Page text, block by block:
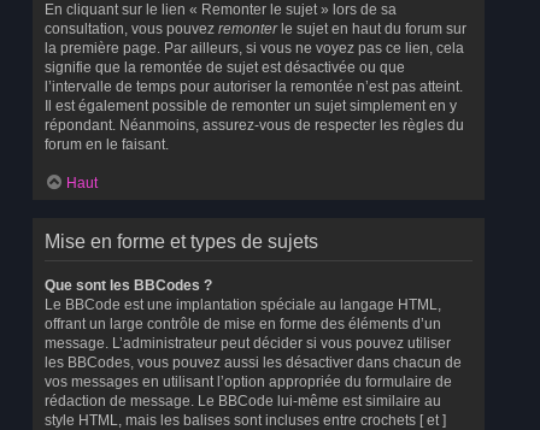
En cliquant sur le lien « Remonter le sujet » lors de sa
consultation, vous pouvez remonterle sujet en haut du forum sur
la première page. Par ailleurs, si vous ne voyez pas ce lien, cela
signifie que la remontée de sujet est désactivée ou que
l’intervalle de temps pour autoriser la remontée n’est pas atteint.
Il est également possible de remonter un sujet simplement en y
répondant. Néanmoins, assurez-vous de respecter les règles du
forum en le faisant.
Haut
Mise en forme et types de sujets
Que sont les BBCodes ?
Le BBCode est une implantation spéciale au langage HTML,
offrant un large contrôle de mise en forme des éléments d’un
message. L’administrateur peut décider si vous pouvez utiliser
les BBCodes, vous pouvez aussi les désactiver dans chacun de
vos messages en utilisant l’option appropriée du formulaire de
rédaction de message. Le BBCode lui-même est similaire au
style HTML, mais les balises sont incluses entre crochets [ et ]